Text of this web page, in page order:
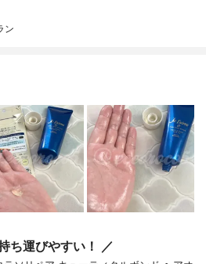
ン
ち運びやすい！ ／